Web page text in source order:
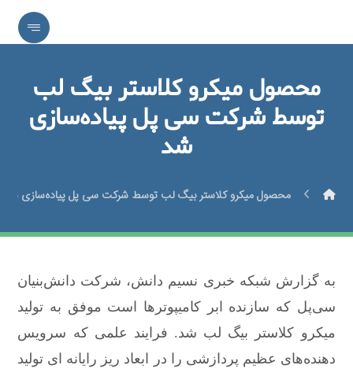
محصول میکرو کلاستر بیگ‌ لب
توسط شرکت سی پل پیاده‌سازی
شد
محصول میکرو کلاستر بیگ‌ لب توسط شرکت سی پل پیاده‌سازی شد
به گزارش شبکه خبری نسیم دانش، شرکت دانش‌بنیان
سی‌پل که سازنده ابر کامیپوترها است موفق به تولید
میکرو کلاستر بیگ‌ لب شد. فرایند علمی که سرویس
دهنده‌های عظیم پردازشی را در ابعاد ریز رایانه ای تولید